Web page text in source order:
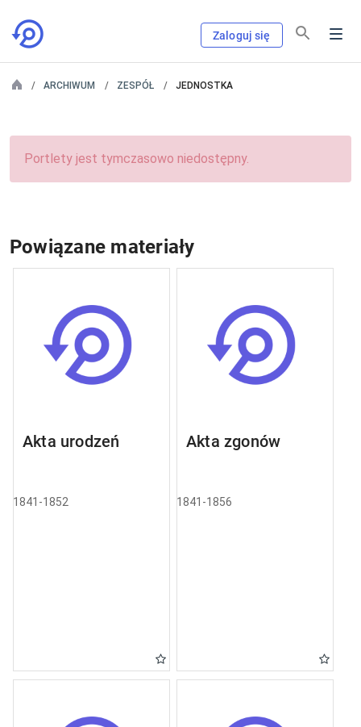
Zaloguj się
ARCHIWUM ZESPÓŁ JEDNOSTKA
Portlety jest tymczasowo niedostępny.
Powiązane materiały
Akta urodzeń
1841-1852
Akta zgonów
1841-1856